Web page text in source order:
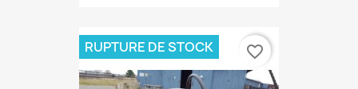
RUPTURE DE STOCK favorite_border